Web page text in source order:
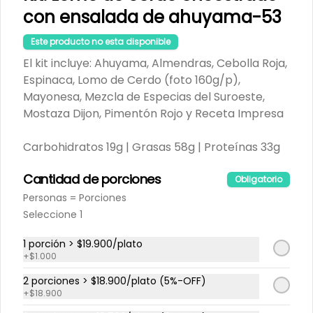
Queso Crema, Queso Parmesano,
Salmón (120g/p - peso congelado),
Receta Impresa
Proteínas 53g
$25.900
Kit: Espagueti cremoso con
camarones al limón, maíz y
zucchini-151
El kit incluye: Camarones (130g/p -
peso congelado), Cebolla Chalota,
Limón, Maíz, Pasta Espagueti, Perejil
Fresco, Queso Parmesano, Zucchini
680 kcal	| Carbohidratos 84g |
Grasas 21g | Proteínas 35g
Kit: Arroz jazmín con
camarones, crema agria y
cilantro-69
El kit incluye: Arroz Jazmín, Caldo de
Pollo, Camarones (130g/p - peso
congelado), Cebolla Chalota,
Cilantro, Diente de Ajo, Limón, Pasta
de Tomate, Pimentón Verde, Smoky
Cinnamon Paprika, Sour Cream,
Receta impresa.
$19.900
con ensalada de ahuyama-53
Este producto no esta disponible
El kit incluye: Ahuyama, Almendras, Cebolla Roja,
Espinaca, Lomo de Cerdo (foto 160g/p),
Mayonesa, Mezcla de Especias del Suroeste,
Mostaza Dijon, Pimentón Rojo y Receta Impresa
Carbohidratos 19g | Grasas 58g | Proteínas 33g
Cantidad de porciones Obligatorio
Personas = Porciones
Seleccione 1
1 porción > $19.900/plato
+$1.000
2 porciones > $18.900/plato (5%-OFF)
+$18.900